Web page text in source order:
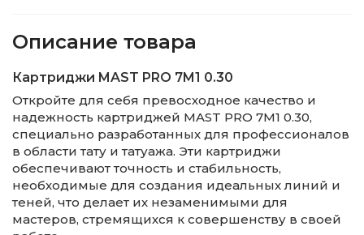
Описание товара
Картриджи MAST PRO 7M1 0.30
Откройте для себя превосходное качество и
надежность картриджей MAST PRO 7M1 0.30,
специально разработанных для профессионалов
в области тату и татуажа. Эти картриджи
обеспечивают точность и стабильность,
необходимые для создания идеальных линий и
теней, что делает их незаменимыми для
мастеров, стремящихся к совершенству в своей